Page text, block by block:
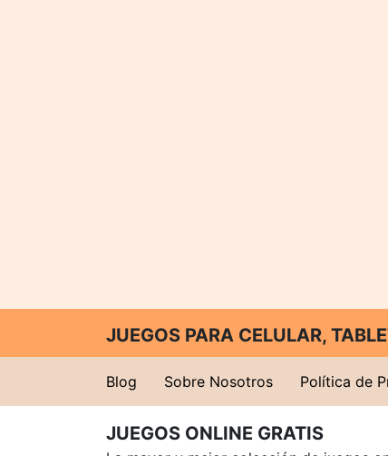
JUEGOS PARA CELULAR,
Blog Sobre Nosotros Política de
JUEGOS ONLINE GRATIS